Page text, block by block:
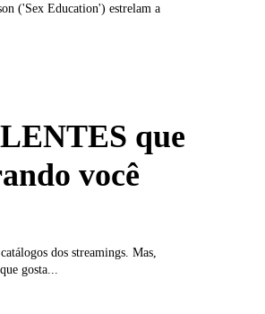
('Sex Education') estrelam a
que
você
dos streamings. Mas,
gosta...